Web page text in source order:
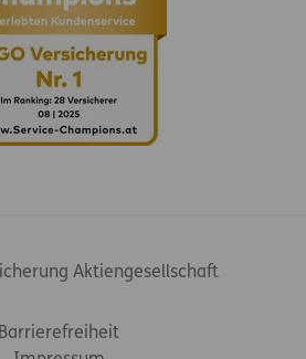
Aktiengesellschaft
Barrierefreiheit